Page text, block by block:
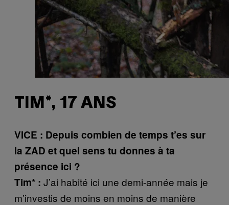
TIM*, 17 ANS
VICE : Depuis combien de temps t’es sur
la ZAD et quel sens tu donnes à ta
présence ici ?
Tim* : J’ai habité ici une demi-année mais je
m’investis de moins en moins de manière